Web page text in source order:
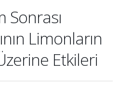
Sonrası
Limonların
Etkileri